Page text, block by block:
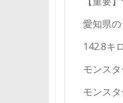
愛知県
142.8キ
モンス
モンス